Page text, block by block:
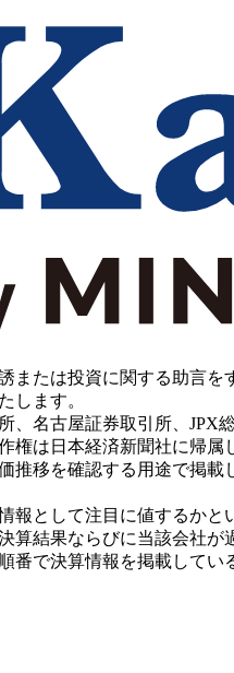
たは投資に関する助言を
します。
名古屋証券取引所、JPX
権は日本経済新聞社に帰属
推移を確認する用途で掲
報として注目に値するか
算結果ならびに当該会社
番で決算情報を掲載して